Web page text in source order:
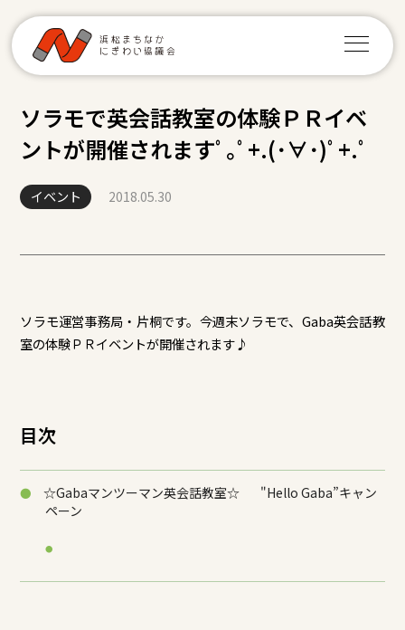
ソラモで英会話教室の体験ＰＲイベ
ントが開催されますﾟ｡ﾟ+.(･∀･)ﾟ+.ﾟ
イベント 2018.05.30
ソラモ運営事務局・片桐です。今週末ソラモで、Gaba英会話教
室の体験ＰＲイベントが開催されます♪
目次
☆Gabaマンツーマン英会話教室☆ "Hello Gaba”キャン
ペーン